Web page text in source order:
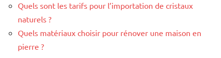
Quels sont les tarifs pour l’importation de cristaux
naturels ?
Quels matériaux choisir pour rénover une maison en
pierre ?